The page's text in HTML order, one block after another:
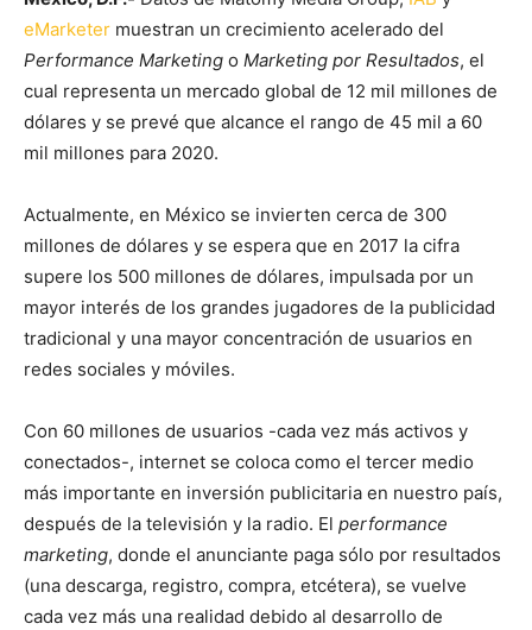
eMarketer muestran un crecimiento acelerado del
Performance Marketing o Marketing por Resultados, el
cual representa un mercado global de 12 mil millones de
dólares y se prevé que alcance el rango de 45 mil a 60
mil millones para 2020.
Actualmente, en México se invierten cerca de 300
millones de dólares y se espera que en 2017 la cifra
supere los 500 millones de dólares, impulsada por un
mayor interés de los grandes jugadores de la publicidad
tradicional y una mayor concentración de usuarios en
redes sociales y móviles.
Con 60 millones de usuarios -cada vez más activos y
conectados-, internet se coloca como el tercer medio
más importante en inversión publicitaria en nuestro país,
después de la televisión y la radio. El performance
marketing, donde el anunciante paga sólo por resultados
(una descarga, registro, compra, etcétera), se vuelve
cada vez más una realidad debido al desarrollo de